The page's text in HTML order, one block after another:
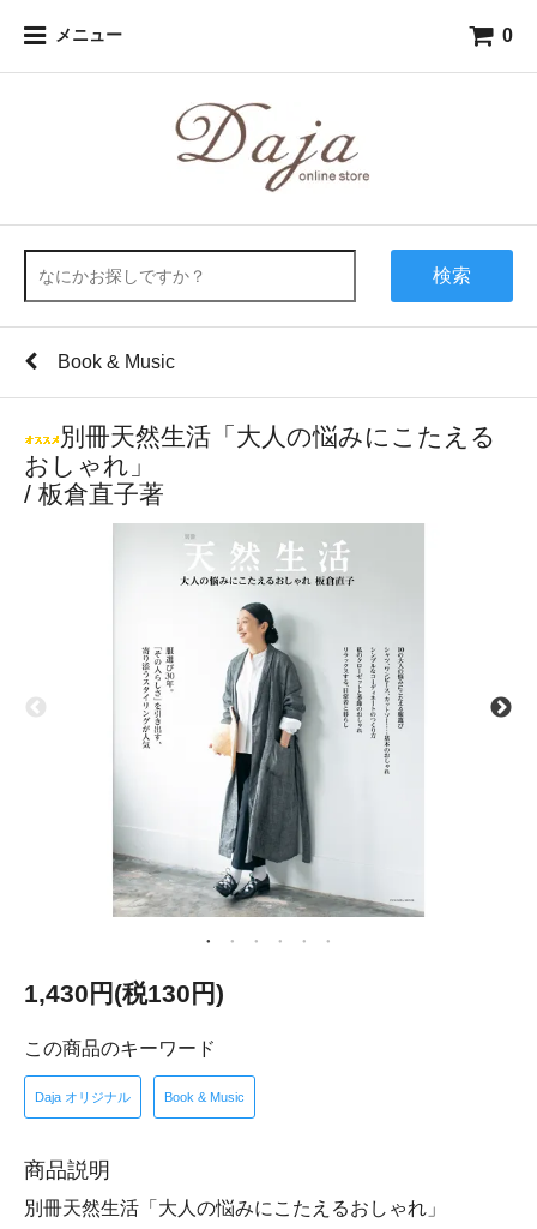
メニュー 0
検索
Book & Music
別冊天然生活「大人の悩みにこたえる
おしゃれ」
/ 板倉直子著
1,430円(税130円)
この商品のキーワード
Daja オリジナル Book & Music
商品説明
別冊天然生活「大人の悩みにこたえるおしゃれ」